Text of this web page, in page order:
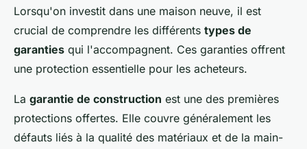
Lorsqu'on investit dans une maison neuve, il est
crucial de comprendre les différents types de
garanties qui l'accompagnent. Ces garanties offrent
une protection essentielle pour les acheteurs.
La garantie de construction est une des premières
protections offertes. Elle couvre généralement les
défauts liés à la qualité des matériaux et de la main-